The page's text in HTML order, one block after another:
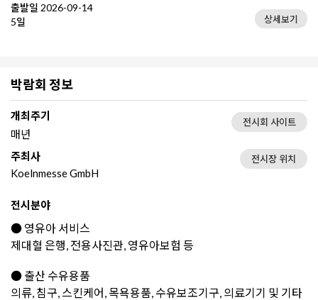
출발일 2026-09-14
5일
상세보기
박람회 정보
개최주기
매년
전시회 사이트
주최사
Koelnmesse GmbH
전시장 위치
전시분야
● 영유아 서비스
제대혈 은행, 전용사진관, 영유아보험 등
● 출산 수유용품
의류, 침구, 스킨케어, 목욕용품, 수유보조기구, 의료기기 및 기타